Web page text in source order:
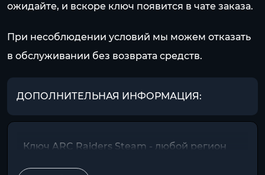
ожидайте, и вскоре ключ появится в чате заказа.
При несоблюдении условий мы можем отказать
в обслуживании без возврата средств.
ДОПОЛНИТЕЛЬНАЯ ИНФОРМАЦИЯ:
Ключ ARC Raiders Steam - любой регион